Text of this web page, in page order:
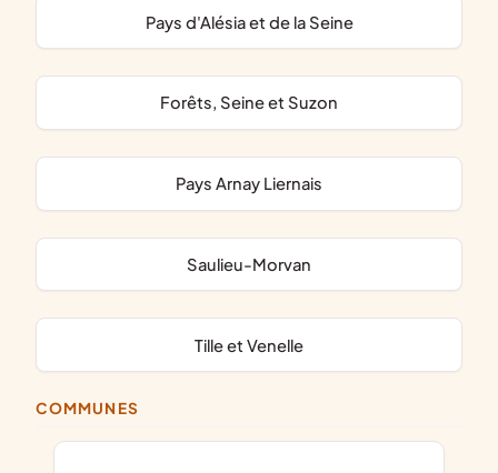
Pays d'Alésia et de la Seine
Forêts, Seine et Suzon
Pays Arnay Liernais
Saulieu-Morvan
Tille et Venelle
COMMUNES